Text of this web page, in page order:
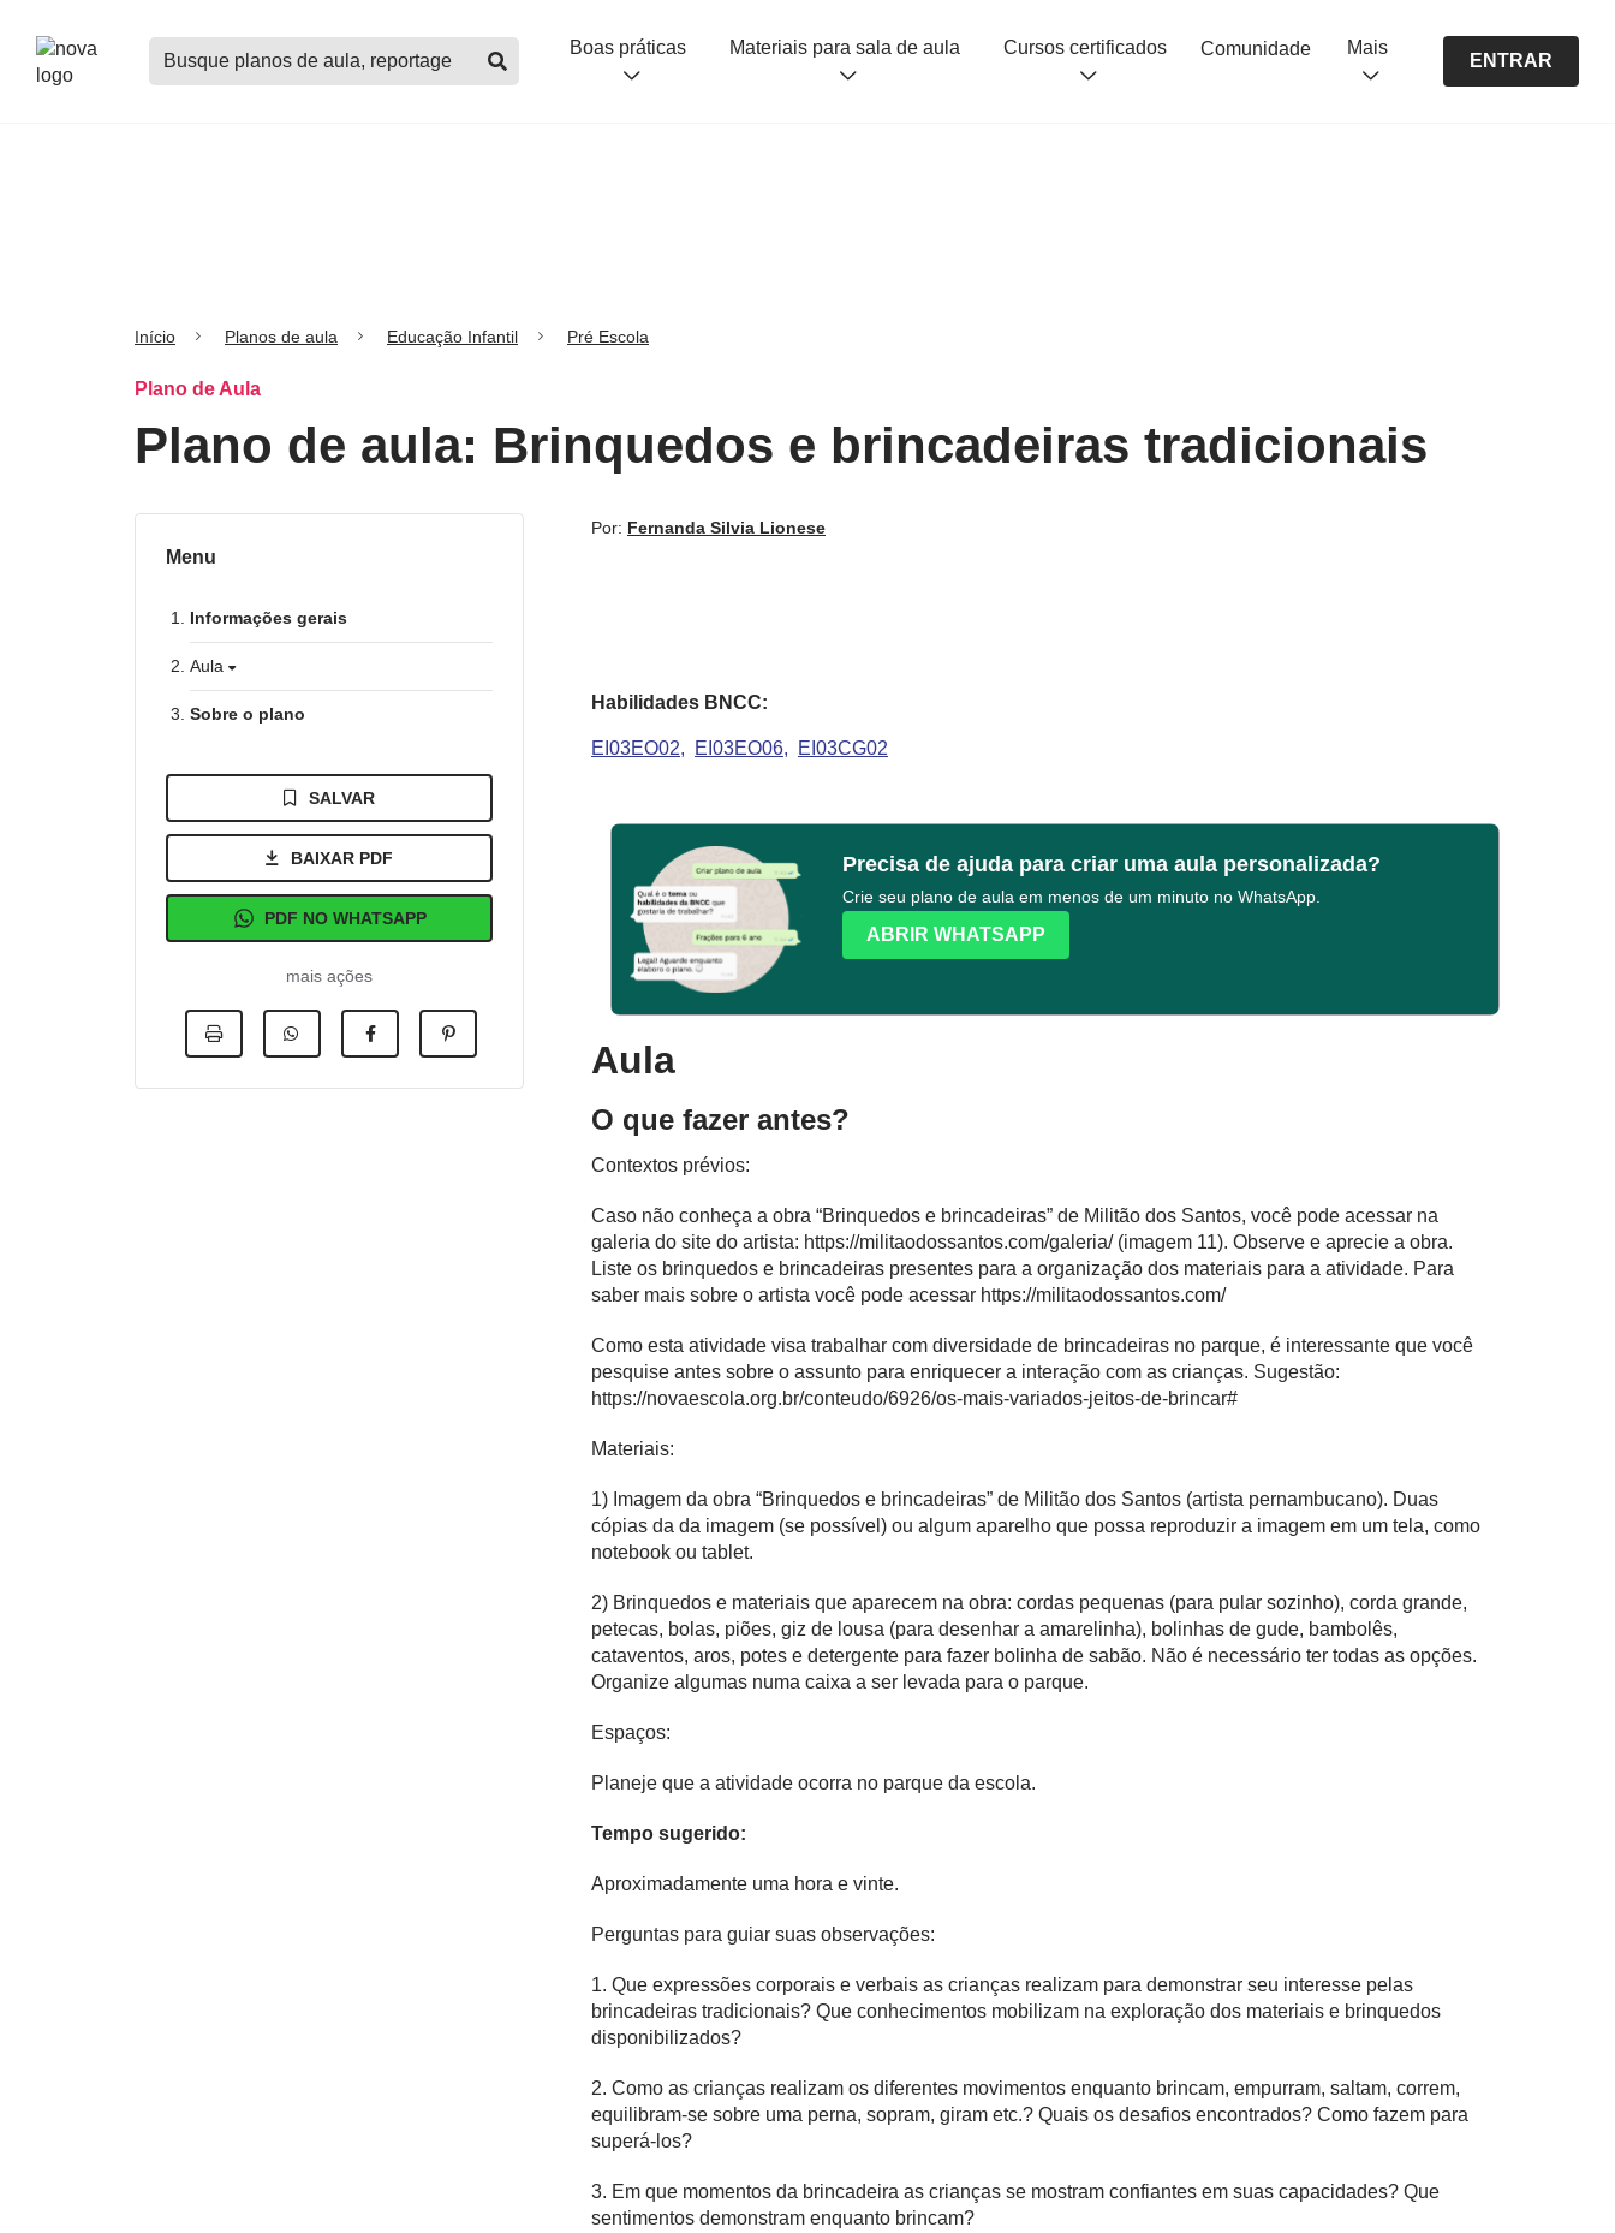
Buscar
planos
Boas práticas Materiais para sala de aula Cursos certificados Comunidade Mais
ENTRAR
Início Planos de aula Educação Infantil Pré Escola
Plano de Aula
Plano de aula: Brinquedos e brincadeiras tradicionais
Menu
Informações gerais
Aula
Sobre o plano
SALVAR
BAIXAR PDF
PDF NO WHATSAPP
mais ações
Por: Fernanda Silvia Lionese
Habilidades BNCC:
EI03EO02 EI03EO06 EI03CG02
Precisa de ajuda para criar uma aula personalizada?
Crie seu plano de aula em menos de um minuto no WhatsApp.
ABRIR WHATSAPP
Aula
O que fazer antes?
Contextos prévios:
Caso não conheça a obra “Brinquedos e brincadeiras” de Militão dos Santos, você pode acessar na
galeria do site do artista: https://militaodossantos.com/galeria/ (imagem 11). Observe e aprecie a obra.
Liste os brinquedos e brincadeiras presentes para a organização dos materiais para a atividade. Para
saber mais sobre o artista você pode acessar https://militaodossantos.com/
Como esta atividade visa trabalhar com diversidade de brincadeiras no parque, é interessante que você
pesquise antes sobre o assunto para enriquecer a interação com as crianças. Sugestão:
https://novaescola.org.br/conteudo/6926/os-mais-variados-jeitos-de-brincar#
Materiais:
1) Imagem da obra “Brinquedos e brincadeiras” de Militão dos Santos (artista pernambucano). Duas
cópias da da imagem (se possível) ou algum aparelho que possa reproduzir a imagem em um tela, como
notebook ou tablet.
2) Brinquedos e materiais que aparecem na obra: cordas pequenas (para pular sozinho), corda grande,
petecas, bolas, piões, giz de lousa (para desenhar a amarelinha), bolinhas de gude, bambolês,
cataventos, aros, potes e detergente para fazer bolinha de sabão. Não é necessário ter todas as opções.
Organize algumas numa caixa a ser levada para o parque.
Espaços:
Planeje que a atividade ocorra no parque da escola.
Tempo sugerido:
Aproximadamente uma hora e vinte.
Perguntas para guiar suas observações:
1. Que expressões corporais e verbais as crianças realizam para demonstrar seu interesse pelas
brincadeiras tradicionais? Que conhecimentos mobilizam na exploração dos materiais e brinquedos
disponibilizados?
2. Como as crianças realizam os diferentes movimentos enquanto brincam, empurram, saltam, correm,
equilibram-se sobre uma perna, sopram, giram etc.? Quais os desafios encontrados? Como fazem para
superá-los?
3. Em que momentos da brincadeira as crianças se mostram confiantes em suas capacidades? Que
sentimentos demonstram enquanto brincam?